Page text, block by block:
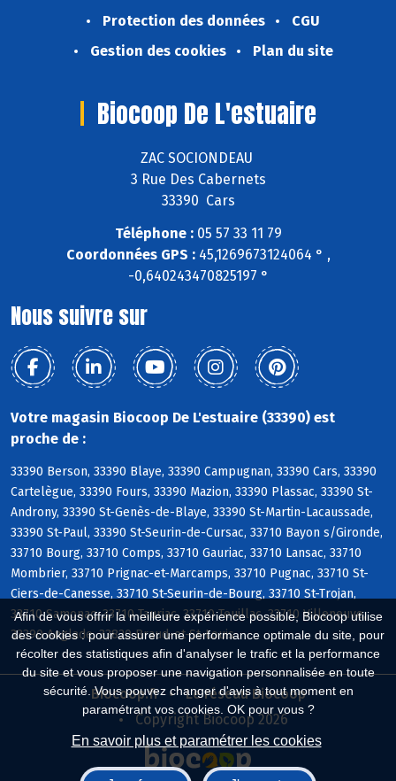
Afin de vous offrir la meilleure expérience possible, Biocoop utilise
des cookies : pour assurer une performance optimale du site, pour
récolter des statistiques afin d'analyser le trafic et la performance
du site et vous proposer une navigation personnalisée en toute
sécurité. Vous pouvez changer d'avis à tout moment en
paramétrant vos cookies. OK pour vous ?
En savoir plus et paramétrer les cookies
Protection des données
CGU
Gestion des cookies
Plan du site
Biocoop De L'estuaire
ZAC SOCIONDEAU
3 Rue Des Cabernets
33390 Cars
Téléphone :05 57 33 11 79
Coordonnées GPS :45,1269673124064 ° ,
-0,640243470825197 °
Nous suivre sur
Votre magasin Biocoop De L'estuaire (33390) est
proche de :
33390 Berson, 33390 Blaye, 33390 Campugnan, 33390 Cars, 33390
Cartelègue, 33390 Fours, 33390 Mazion, 33390 Plassac, 33390 St-
Androny, 33390 St-Genès-de-Blaye, 33390 St-Martin-Lacaussade,
33390 St-Paul, 33390 St-Seurin-de-Cursac, 33710 Bayon s/Gironde,
33710 Bourg, 33710 Comps, 33710 Gauriac, 33710 Lansac, 33710
Mombrier, 33710 Prignac-et-Marcamps, 33710 Pugnac, 33710 St-
Ciers-de-Canesse, 33710 St-Seurin-de-Bourg, 33710 St-Trojan,
33710 Samonac, 33710 Tauriac, 33710 Teuillac, 33710 Villeneuve,
33390 Anglade, 33820 Braud-et-St-Louis
Biocoop.fr
Le réseau Biocoop
Copyright Biocoop 2026